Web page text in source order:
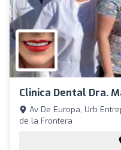
Clinica Dental Dra.
Av De Europa, Urb
de la Frontera